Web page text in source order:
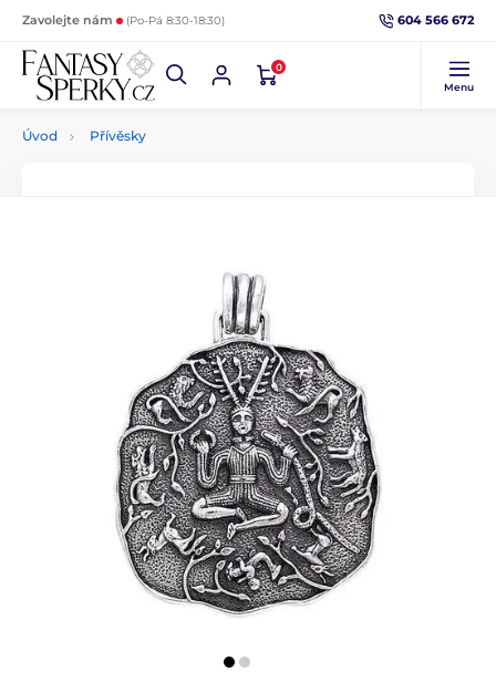
Zavolejte nám (Po-Pá 8:30-18:30) 604 566 672
0
Menu
Úvod Přívěsky